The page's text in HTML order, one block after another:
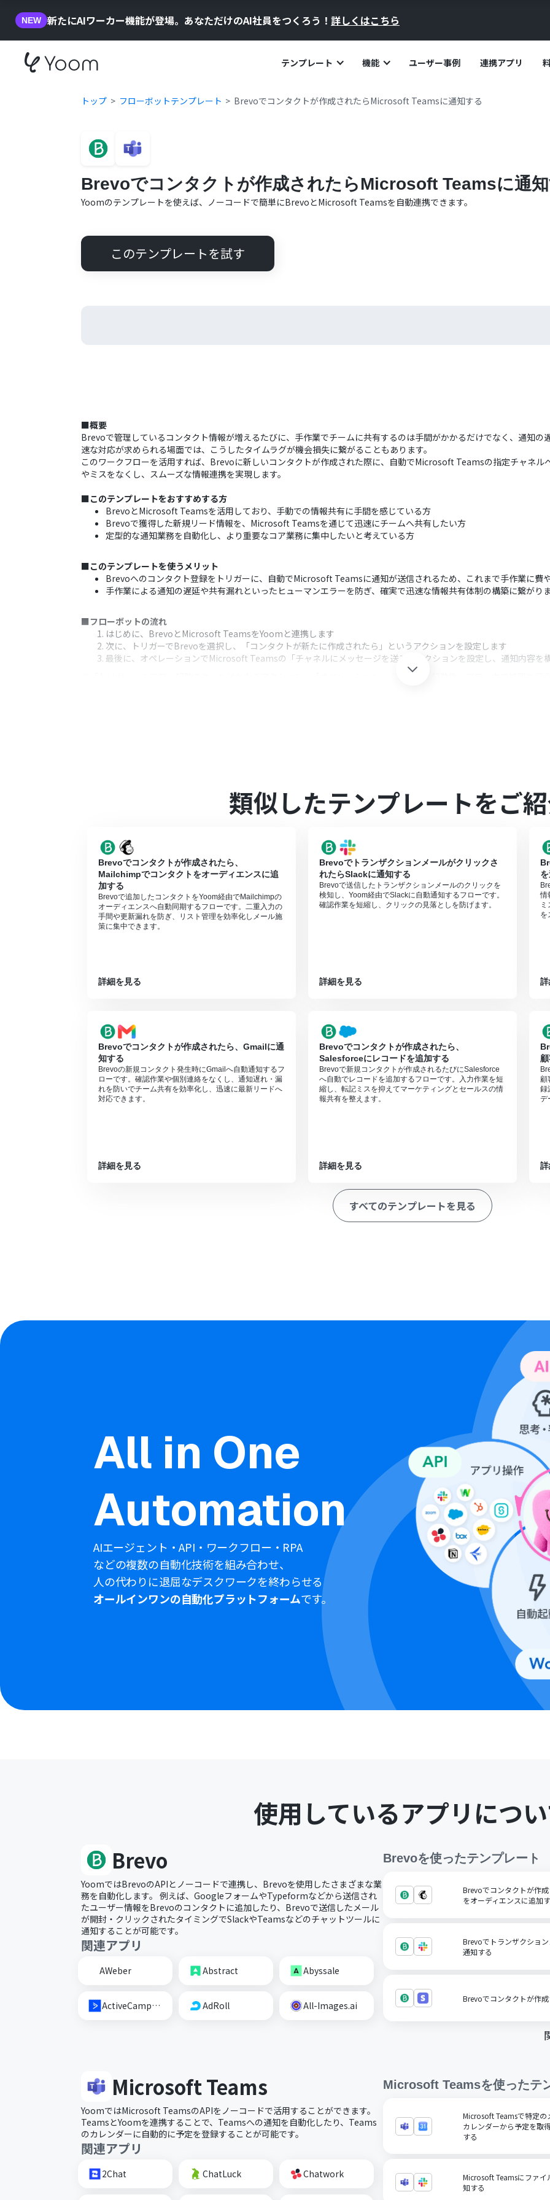
NEW 新たにAIワーカー機能が登場。あなただけのAI社員をつくろう！ 詳しくはこちら
テンプレート 機能 ユーザー事例 連携アプリ
トップ フローボットテンプレート Brevoでコンタクトが作成されたらMicrosoft Teamsに通知する
Brevoでコンタクトが作成されたらMicrosoft Teamsに通
Yoomのテンプレートを使えば、ノーコードで簡単にBrevoとMicrosoft Teamsを自動連携できます。
このテンプレートを試す
■概要
Brevoで管理しているコンタクト情報が増えるたびに、手作業でチームに共有するのは手間がかかるだけでなく、通知の
速な対応が求められる場面では、こうしたタイムラグが機会損失に繋がることもあります。
このワークフローを活用すれば、Brevoに新しいコンタクトが作成された際に、自動でMicrosoft Teamsの指定チャネル
やミスをなくし、スムーズな情報連携を実現します。
■このテンプレートをおすすめする方
BrevoとMicrosoft Teamsを活用しており、手動での情報共有に手間を感じている方
Brevoで獲得した新規リード情報を、Microsoft Teamsを通じて迅速にチームへ共有したい方
定型的な通知業務を自動化し、より重要なコア業務に集中したいと考えている方
■このテンプレートを使うメリット
Brevoへのコンタクト登録をトリガーに、自動でMicrosoft Teamsに通知が送信されるため、これまで手作業に費
手作業による通知の遅延や共有漏れといったヒューマンエラーを防ぎ、確実で迅速な情報共有体制の構築に繋がり
■フローボットの流れ
はじめに、BrevoとMicrosoft TeamsをYoomと連携します
次に、トリガーでBrevoを選択し、「コンタクトが新たに作成されたら」というアクションを設定します
最後に、オペレーションでMicrosoft Teamsの「チャネルにメッセージを送る」アクションを設定し、通知内容を
Brevo、Microsoft TeamsのそれぞれとYoomを連携してください。
Microsoft365（旧Office365）には、家庭向けプランと一般法人向けプラン（Microsoft365 Business）があり、
プランによって最短の起動間隔が異なりますので、ご注意ください。
類似したテンプレートをご
Brevoでコンタクトが作成されたら、
Mailchimpでコンタクトをオーディエンスに追
加する
Brevoで追加したコンタクトをYoom経由でMailchimpの
オーディエンスへ自動同期するフローです。二重入力の
手間や更新漏れを防ぎ、リスト管理を効率化しメール施
策に集中できます。
詳細を見る
Brevoでトランザクションメールがクリックさ
れたらSlackに通知する
Brevoで送信したトランザクションメールのクリックを
検知し、Yoom経由でSlackに自動通知するフローです。
確認作業を短縮し、クリックの見落としを防げます。
詳細を見る
情
を
Brevoでコンタクトが作成されたら、Gmailに通
知する
Brevoの新規コンタクト発生時にGmailへ自動通知するフ
ローです。確認作業や個別連絡をなくし、通知遅れ・漏
れを防いでチーム共有を効率化し、迅速に最新リードへ
対応できます。
詳細を見る
Brevoでコンタクトが作成されたら、
Salesforceにレコードを追加する
Brevoで新規コンタクトが作成されるたびにSalesforce
へ自動でレコードを追加するフローです。入力作業を短
縮し、転記ミスを抑えてマーケティングとセールスの情
報共有を整えます。
詳細を見る
顧
録
デ
すべてのテンプレートを見る
All in One
Automation
AIエージェント・API・ワークフロー・RPA
などの複数の自動化技術を組み合わせ、
人の代わりに退屈なデスクワークを終わらせる
オールインワンの自動化プラットフォームです。
使用しているアプリにつ
Brevo
YoomではBrevoのAPIとノーコードで連携し、Brevoを使用したさまざまな業
務を自動化します。 例えば、GoogleフォームやTypeformなどから送信され
たユーザー情報をBrevoのコンタクトに追加したり、Brevoで送信したメール
が開封・クリックされたタイミングでSlackやTeamsなどのチャットツールに
通知することが可能です。
関連アプリ
AWeber Abstract Abyssale
ActiveCampaign AdRoll All-Images.ai
Brevoを使ったテンプレート
Brevoでコンタクトが作
をオーディエンスに追加
Brevoでトランザクショ
通知する
Brevoでコンタクトが作
Microsoft Teams
YoomではMicrosoft TeamsのAPIをノーコードで活用することができます。
TeamsとYoomを連携することで、Teamsへの通知を自動化したり、Teams
のカレンダーに自動的に予定を登録することが可能です。
関連アプリ
2Chat ChatLuck Chatwork
Microsoft Teamsを使ったテ
Microsoft Teamsで特定
カレンダーから予定を取
する
Microsoft Teamsにファ
知する